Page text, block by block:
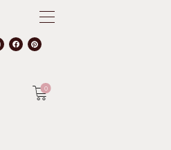
0